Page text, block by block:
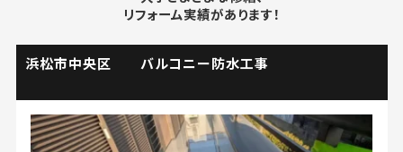
リフォーム実績があります！
掛川市 流し台水栓取替工事